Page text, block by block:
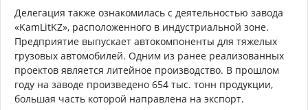
Делегация также ознакомилась с деятельностью завода
«KamLitKZ», расположенного в индустриальной зоне.
Предприятие выпускает автокомпоненты для тяжелых
грузовых автомобилей. Одним из ранее реализованных
проектов является литейное производство. В прошлом
году на заводе произведено 654 тыс. тонн продукции,
большая часть которой направлена на экспорт.